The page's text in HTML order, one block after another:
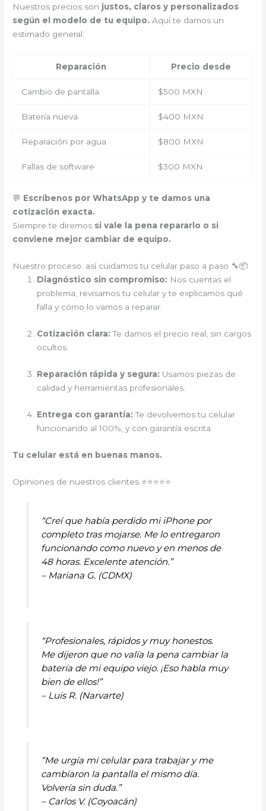
Nuestros precios son justos, claros y personalizados
según el modelo de tu equipo. Aquí te damos un
estimado general:
Reparación Precio desde
Cambio de pantalla $500 MXN
Batería nueva $400 MXN
Reparación por agua $800 MXN
Fallas de software $300 MXN
💬 Escríbenos por WhatsApp y te damos una
cotización exacta.
Siempre te diremos si vale la pena repararlo o si
conviene mejor cambiar de equipo.
Nuestro proceso: así cuidamos tu celular paso a paso 🔧📦
Diagnóstico sin compromiso: Nos cuentas el
problema, revisamos tu celular y te explicamos qué
falla y cómo lo vamos a reparar.
Cotización clara: Te damos el precio real, sin cargos
ocultos.
Reparación rápida y segura: Usamos piezas de
calidad y herramientas profesionales.
Entrega con garantía: Te devolvemos tu celular
funcionando al 100%, y con garantía escrita.
Tu celular está en buenas manos.
Opiniones de nuestros clientes ⭐⭐⭐⭐⭐
“Creí que había perdido mi iPhone por
completo tras mojarse. Me lo entregaron
funcionando como nuevo y en menos de
48 horas. Excelente atención.”
– Mariana G. (CDMX)
“Profesionales, rápidos y muy honestos.
Me dijeron que no valía la pena cambiar la
batería de mi equipo viejo. ¡Eso habla muy
bien de ellos!”
– Luis R. (Narvarte)
“Me urgía mi celular para trabajar y me
cambiaron la pantalla el mismo día.
Volvería sin duda.”
– Carlos V. (Coyoacán)